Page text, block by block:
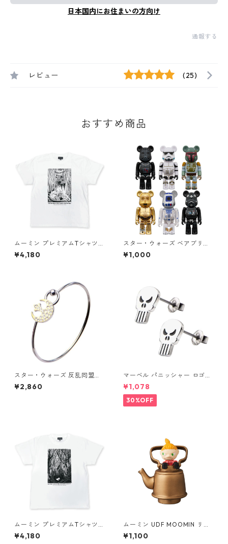
日本国内にお住まいの方向け
通報する
レビュー (25)
おすすめ商品
ムーミン プレミアムTシャツ
夏祭り ホワイト スナフキン&
リトルミイ 80th 小説TEE MO
¥4,180
スター・ウォーズ ベアブリッ
ク BE@RBRICK CHASE STAR
WARS CELEBRATION フィギ
¥1,000
スター・ウォーズ 反乱同盟軍
シンボル バングル ブレスレッ
ト STAR WARS ライトサイド
¥2,860
マーベル パニッシャー ロゴス
タッドピアス シルバー MARV
EL
¥1,078
30%OFF
ムーミン プレミアムTシャツ
彗星 ホワイト ムーミントロー
ル 80th 小説TEE MOOMIN グ
¥4,180
ムーミン UDF MOOMIN リト
ルミイ&薬缶 フィギュア
¥1,100